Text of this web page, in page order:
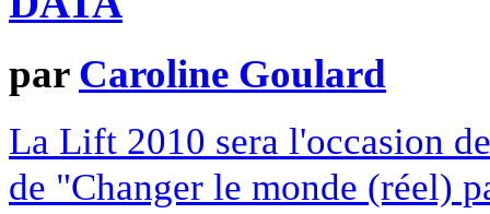
par Caroline Goulard
La Lift 2010 sera l'occasion
de "Changer le monde (réel)